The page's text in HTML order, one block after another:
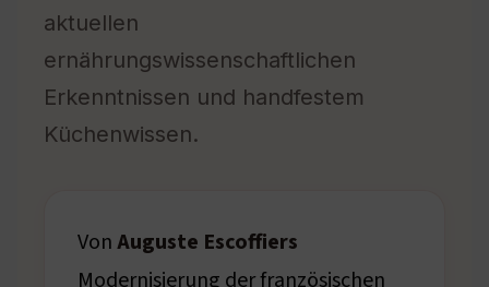
aktuellen
ernährungswissenschaftlichen
Erkenntnissen und handfestem
Küchenwissen.
VonAuguste Escoffiers
Modernisierung der französischen